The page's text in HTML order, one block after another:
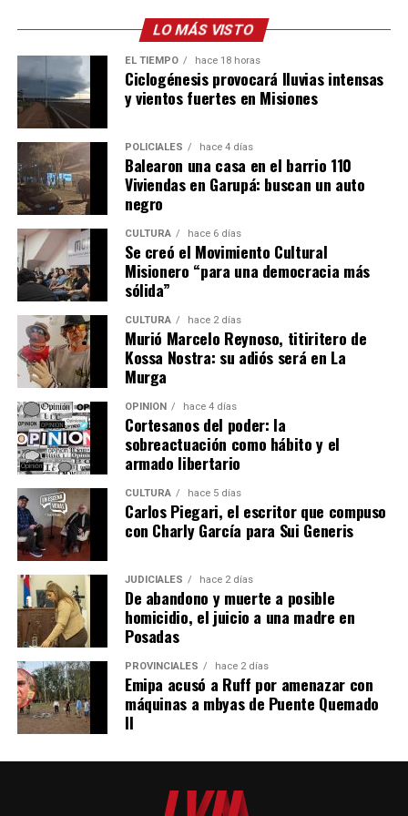
que presentará mañana el oficialismo.
“Necesito a todos los jóvenes que me siguen
defendiendo nuestro futuro y defendiendo nuestras
tierras! Necesito que se hagan cargo de lo que es de
vendiendo, están vendiendo su país!!! Este 6 de agosto
presentes en las calles defendiendo nuestro país!”,
exigió firmementeNicky Nicole
Lalipor su parte mostró un video para convocar a la
marcha del 6 de agosto contra la reforma de laLey de
Tierras. Algo similar hizo Emilia Mernes
compartió una historia de Amnistía Internacional,
donde se lee: “Defender la tierra es defender los
derechos humanos”.
Como Emilia Mernes,
temas políticos, pero esta vez publicó en su historia la
frase “La patria no se vende” junto a una imagen en la
que aparece la Bandera Argentina.
LO MÁS VISTO
EL TIEMPO hace 18 horas
Ciclogénesis provocará lluvias intensas
y vientos fuertes en Misiones
POLICIALES hace 4 días
Balearon una casa en el barrio 110
Viviendas en Garupá: buscan un auto
negro
CULTURA hace 6 días
Se creó el Movimiento Cultural
Misionero “para una democracia más
sólida”
CULTURA hace 2 días
Murió Marcelo Reynoso, titiritero de
Kossa Nostra: su adiós será en La
Murga
OPINIÓN hace 4 días
Cortesanos del poder: la
sobreactuación como hábito y el
armado libertario
CULTURA hace 5 días
Carlos Piegari, el escritor que compuso
con Charly García para Sui Generis
JUDICIALES hace 2 días
De abandono y muerte a posible
homicidio, el juicio a una madre en
Posadas
PROVINCIALES hace 2 días
Emipa acusó a Ruff por amenazar con
máquinas a mbyas de Puente Quemado
II